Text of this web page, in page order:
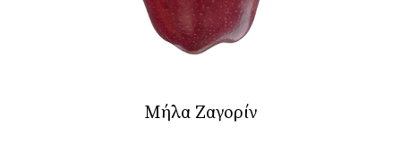
Μήλα Ζαγορίν